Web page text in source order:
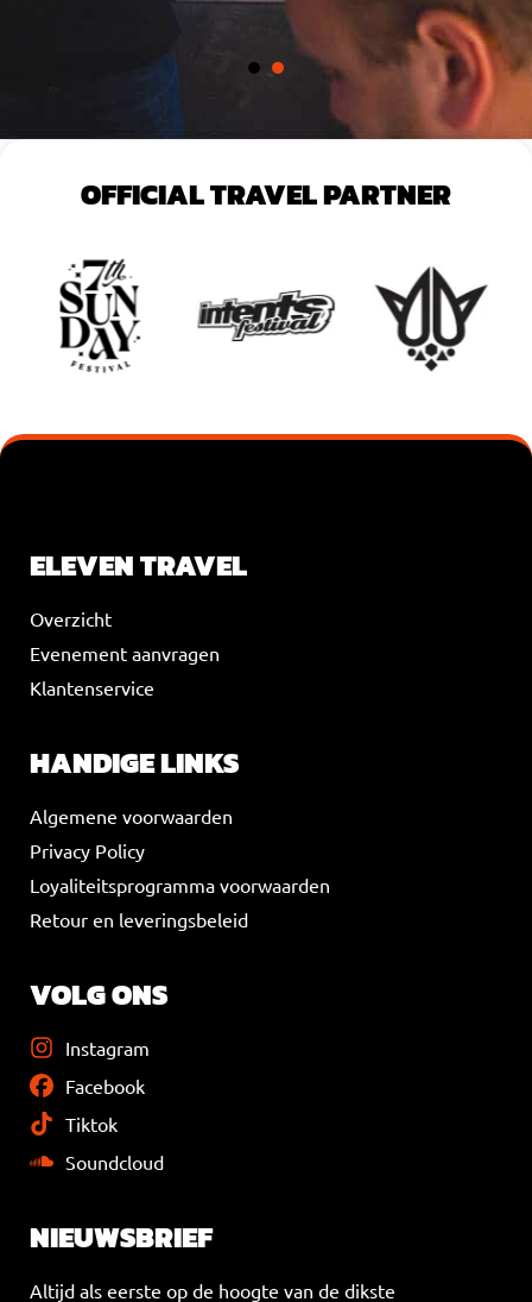
1 2
OFFICIAL TRAVEL PARTNER
ELEVEN TRAVEL
Overzicht
Evenement aanvragen
Klantenservice
HANDIGE LINKS
Algemene voorwaarden
Privacy Policy
Loyaliteitsprogramma voorwaarden
Retour en leveringsbeleid
VOLG ONS
Instagram
Facebook
Tiktok
Soundcloud
NIEUWSBRIEF
Altijd als eerste op de hoogte van de dikste